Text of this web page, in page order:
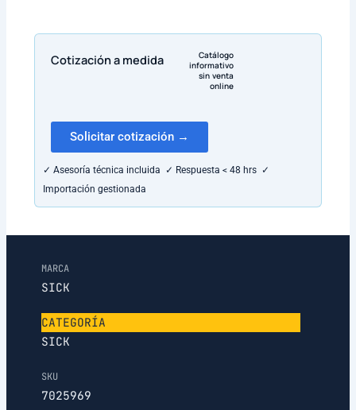
Cotización a medida
Catálogo
informativo
sin venta
online
Solicitar cotización →
✓ Asesoría técnica incluida ✓ Respuesta < 48 hrs ✓
Importación gestionada
MARCA
SICK
CATEGORÍA
SICK
SKU
7025969